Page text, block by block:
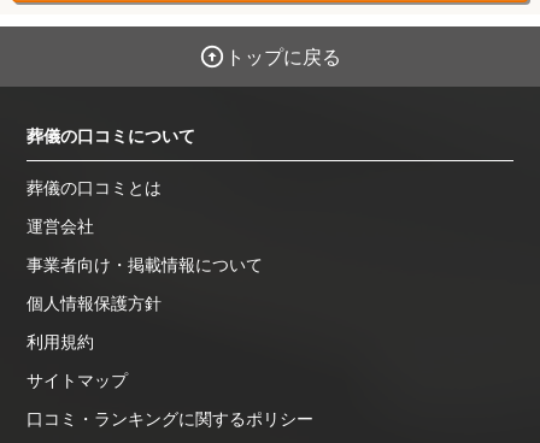
トップに戻る
葬儀の口コミについて
葬儀の口コミとは
運営会社
事業者向け・掲載情報について
個人情報保護方針
利用規約
サイトマップ
口コミ・ランキングに関するポリシー